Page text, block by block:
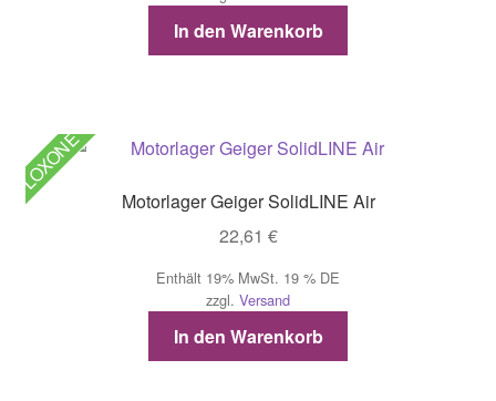
In den Warenkorb
LOXONE
Motorlager Geiger SolidLINE Air
22,61 €
Enthält 19% MwSt. 19 % DE
zzgl. Versand
In den Warenkorb